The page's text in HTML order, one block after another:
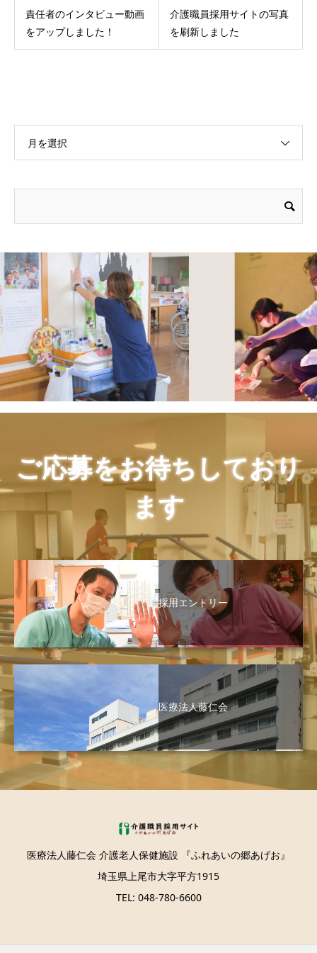
責任者のインタビュー動画
をアップしました！
介護職員採用サイトの写真
を刷新しました
月を選択
ご応募をお待ちしており
ます
採用エントリー
医療法人藤仁会
医療法人藤仁会 介護老人保健施設 『ふれあいの郷あげお』
埼玉県上尾市大字平方1915
TEL: 048-780-6600